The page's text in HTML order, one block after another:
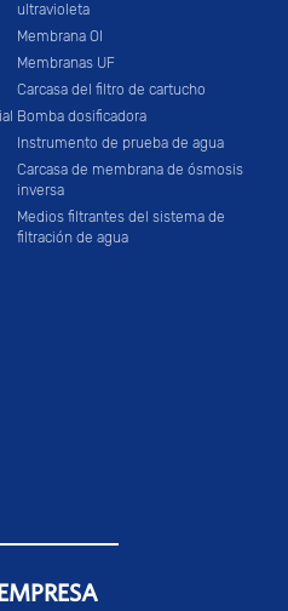
ultravioleta
Membrana OI
Membranas UF
Carcasa del filtro de cartucho
Bomba dosificadora
Instrumento de prueba de agua
Carcasa de membrana de ósmosis
inversa
Medios filtrantes del sistema de
filtración de agua